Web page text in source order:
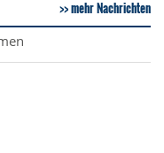
mehr Nachrichten